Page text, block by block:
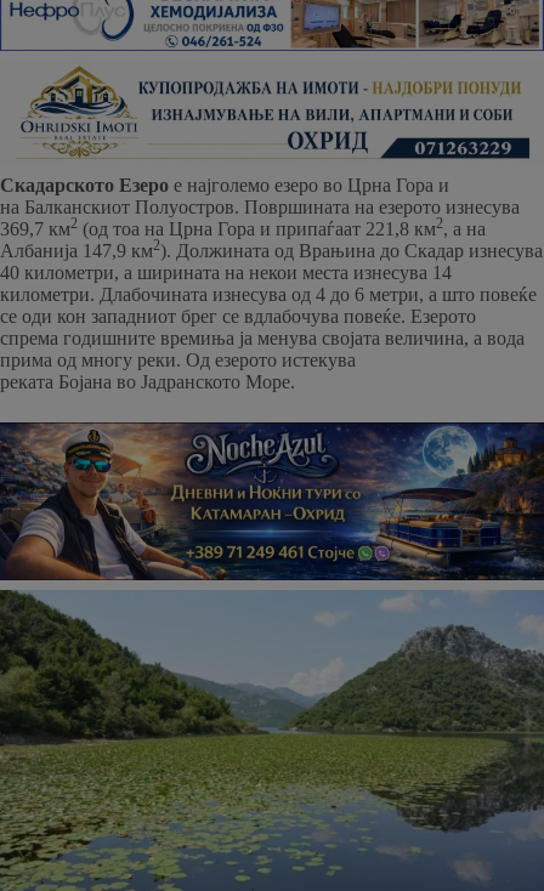
Скадарското Езеро е најголемо езеро во Црна Гора и
на Балканскиот Полуостров. Површината на езерото изнесува
369,7 км2 (од тоа на Црна Гора и припаѓаат 221,8 км2, а на
Албанија 147,9 км2). Должината од Врањина до Скадар изнесува
40 километри, а ширината на некои места изнесува 14
километри. Длабочината изнесува од 4 до 6 метри, а што повеќе
се оди кон западниот брег се вдлабочува повеќе. Езерото
спрема годишните времиња ја менува својата величина, а вода
прима од многу реки. Од езерото истекува
реката Бојана во Јадранското Море.